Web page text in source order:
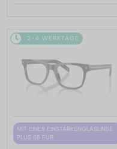
2-4 WERKTAGE
MIT EINER EINSTÄRKENGLASLINSE
PLUS 65 EUR